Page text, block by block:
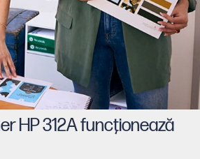
HP 312A funcţionează